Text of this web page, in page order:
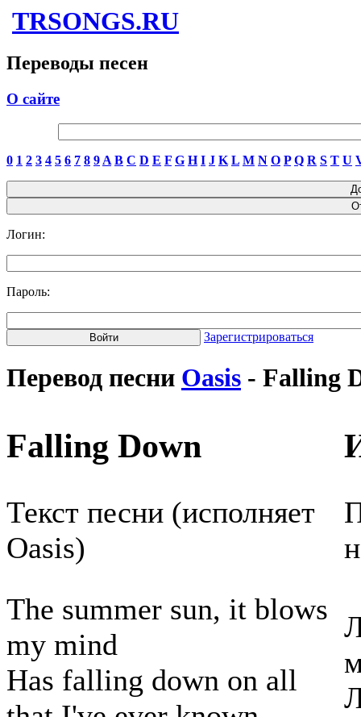
TRSONGS.RU
Переводы песен
О сайте
0 1 2 3 4 5 6 7 8 9 A B C D E F G H I J K L M N O P Q R S T U
Логин:
Пароль:
Зарегистрироваться
Перевод песни Oasis - Falling
Falling Down
Текст песни (исполняет
Oasis)
The summer sun, it blows
my mind
Has falling down on all